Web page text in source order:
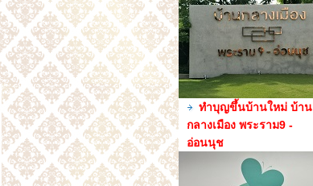
ทำบุญขึ้นบ้านใหม่ บ้าน
กลางเมือง พระราม9 -
อ่อนนุช